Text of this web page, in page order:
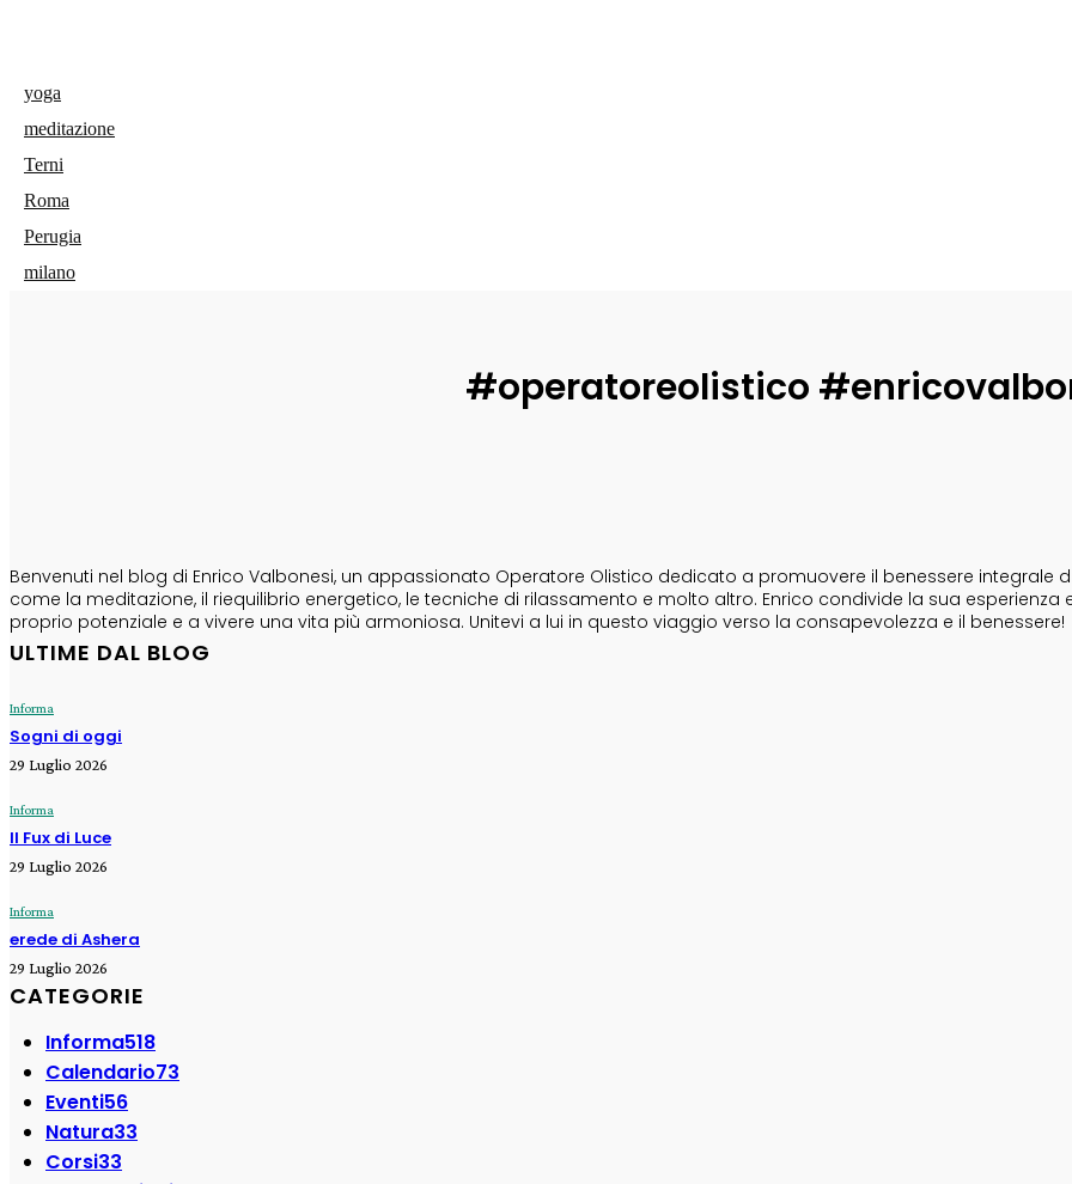
yoga
meditazione
Terni
Roma
Perugia
milano
#operatoreolistico
Benvenuti nel blog di Enrico Valbonesi, un appassionato Operatore Olistico dedicato a promuovere il benessere
come la meditazione, il riequilibrio energetico, le tecniche di rilassamento e molto altro. Enrico condivide la sua
proprio potenziale e a vivere una vita più armoniosa. Unitevi a lui in questo viaggio verso la consapevolezza e il benessere!
ULTIME DAL BLOG
Informa
Sogni di oggi
29 Luglio 2026
Informa
Il Fux di Luce
29 Luglio 2026
Informa
erede di Ashera
29 Luglio 2026
CATEGORIE
Informa518
Calendario73
Eventi56
Natura33
Corsi33